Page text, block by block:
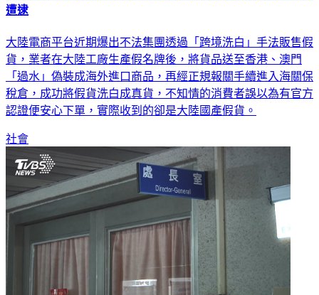
遭逮
大陸電商平台近期爆出不法集團透過「跨境洗白」手法販售假
貨，業者在大陸工廠生產假名牌後，將貨品送至香港、澳門
「過水」偽裝成海外進口商品，再經正規報關手續進入海關保
稅倉，成功將假貨洗白成真貨，不知情的消費者誤以為有官方
認證便安心下單，實際收到的卻是大陸國產假貨。
社會